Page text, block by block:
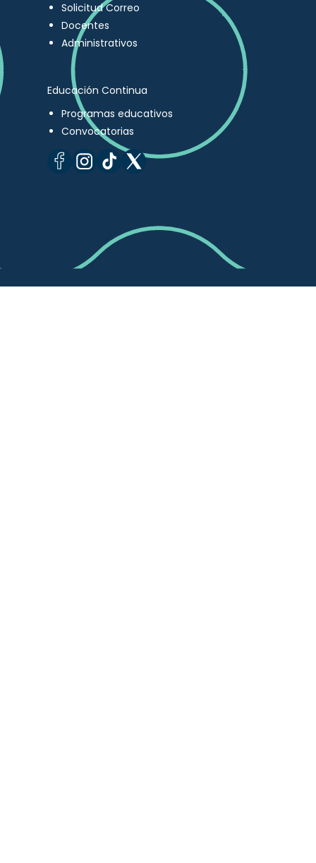
Solicitud Correo
Docentes
Administrativos
Educación Continua
Programas educativos
Convocatorias